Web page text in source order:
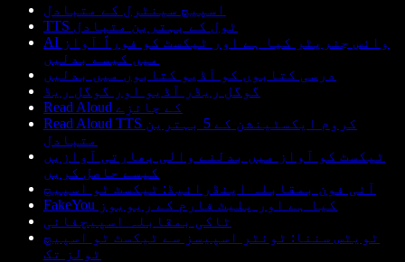
اسپیچ سینٹرل کے متبادل
TTS ٹول کے بہترین متبادل
AI وائس جنریٹر کیا ہے اور ٹیکسٹ کو فوراً آواز
میں کیسے بدلیں
درسی کتابوں کو آڈیو کتابوں میں بدلیں
گوگل ریڈر آڈیو اور گوگل ریڈ
Read Aloud کے جائزے
Read Aloud TTS کروم ایکسٹینشن کے 5 بہترین
متبادل
ٹیکسٹ کو آواز میں بدلنے والی بھارتی آوازیں
کیسے حاصل کریں
آئی فون بمقابلہ اینڈرائیڈ: ٹیکسٹ ٹو اسپیچ
FakeYou کیا ہے اور پلیٹ فارم کے ریویوز
ٹاکی بمقابلہ اسپیچفائی
ٹویٹس سننا: ٹوئٹر اسپیسز سے ٹیکسٹ ٹو اسپیچ
ٹولز تک